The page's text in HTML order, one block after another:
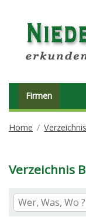
Firmen
Home Verzeichnis
Verzeichnis